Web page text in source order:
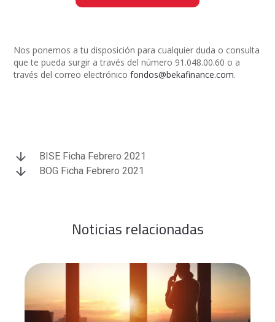
Nos ponemos a tu disposición para cualquier duda o consulta
que te pueda surgir a través del número 91.048.00.60 o a
través del correo electrónicofondos@bekafinance.com.
BISE Ficha Febrero 2021
BOG Ficha Febrero 2021
Noticias relacionadas